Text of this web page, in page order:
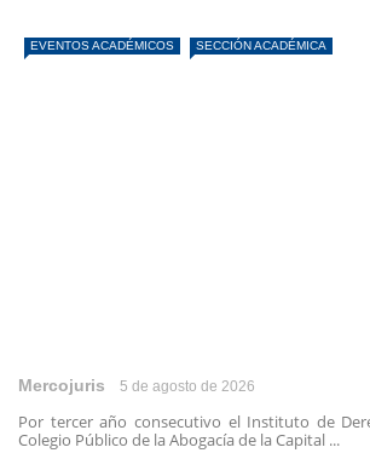
EVENTOS ACADÉMICOS SECCIÓN ACADÉMICA
Mercojuris 5 de agosto de 2026
Por tercer año consecutivo el Instituto de
Colegio Público de la Abogacía de la Capital ...